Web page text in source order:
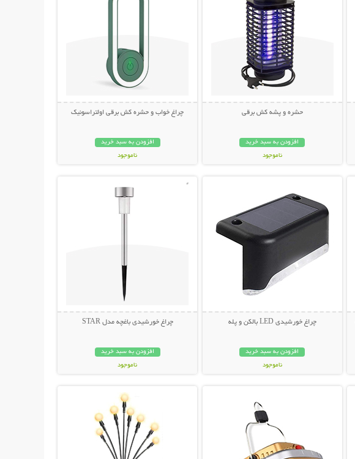
حشره و پشه کش برقی
افزودن به سبد خرید
ناموجود
چراغ خواب و حشره کش برقی اولتراسونیک
افزودن به سبد خرید
ناموجود
چراغ خورشیدی LED بالکن و پله
افزودن به سبد خرید
ناموجود
چراغ خورشیدی باغچه مدل STAR
افزودن به سبد خرید
ناموجود